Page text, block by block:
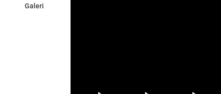
Galeri